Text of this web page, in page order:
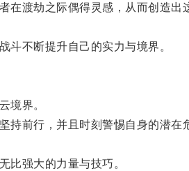
渡劫之际偶得灵感，从而创造出
不断提升自己的实力与境界。
境界。
前行，并且时刻警惕自身的潜在
强大的力量与技巧。